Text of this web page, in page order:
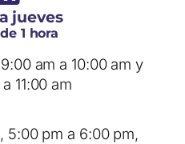
jueves
1 hora
am a 10:00 am y
11:00 am
5:00 pm a 6:00 pm,